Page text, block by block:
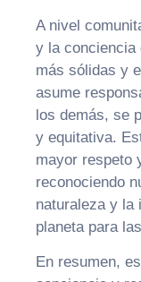
A nivel
y la conciencia
más sólidas y
asume
los demás, se
y equitativa.
mayor respeto
reconociendo
naturaleza y la
planeta para
En resumen,